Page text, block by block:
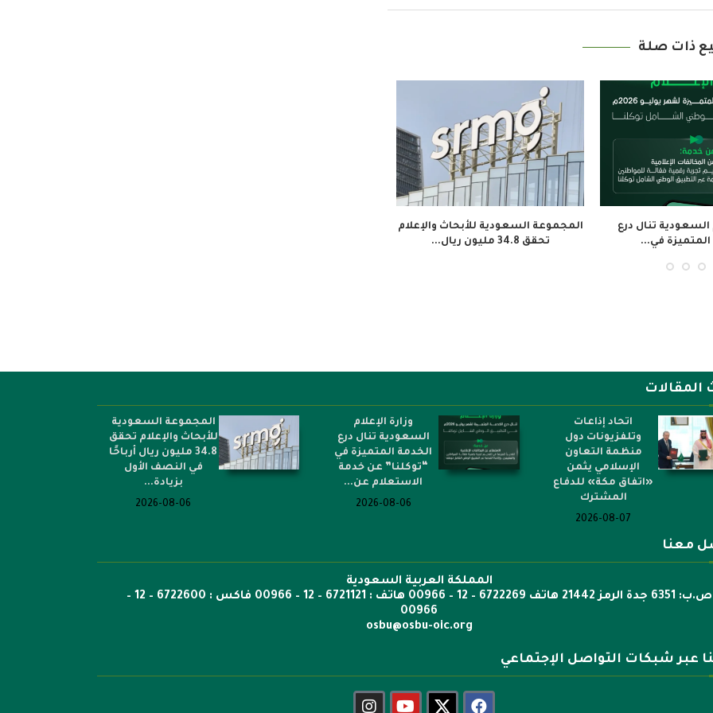
ذات صلة
معهد الجزيرة للإعلام ينظم 3 دورات
لتأهيل النشء...
إطلاق فيلم «تلفزيون المخرج»
لاستعادة ذاكرة المجتمع الإيفواري...
المقالات
اتحاد إذاعات
وتلفزيونات دول
منظمة التعاون
الإسلامي يثمن
«اتفاق مكة» للدفاع
المشترك
2026-08-07
وزارة الإعلام
السعودية تنال درع
الخدمة المتميزة في
“توكلنا” عن خدمة
الاستعلام عن...
2026-08-06
المجموعة السعودية
للأبحاث والإعلام تحقق
34.8 مليون ريال أرباحًا
في النصف الأول
بزيادة...
2026-08-06
معنا
المملكة العربية السعودية
ص.ب: 6351 جدة الرمز 21442 هاتف 6722269 – 12 – 00966 هاتف : 6721121 – 12 – 00966 فاكس : 6722600 – 12 –
00966
osbu@osbu-oic.org
عبر شبكات التواصل الإجتماعي